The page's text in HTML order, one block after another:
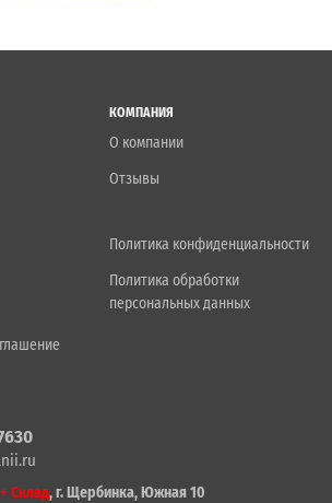
КОМПАНИЯ
О компании
Отзывы
Политика конфиденциальности
Политика обработки
персональных данных
+ Склад, г. Щербинка, Южная 10